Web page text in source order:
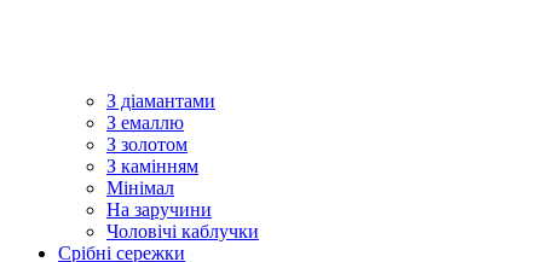
З діамантами
З емаллю
З золотом
З камінням
Мінімал
На заручини
Чоловічі каблучки
Срібні сережки